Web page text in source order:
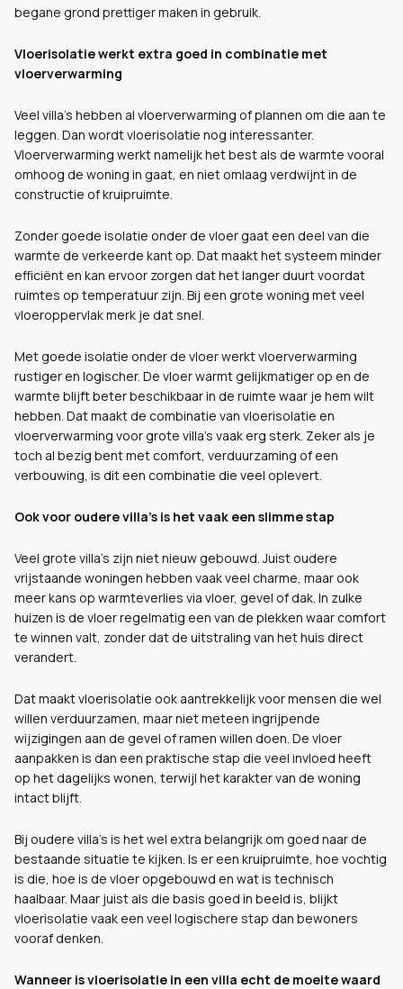
begane grond prettiger maken in gebruik.
Vloerisolatie werkt extra goed in combinatie met
vloerverwarming
Veel villa’s hebben al vloerverwarming of plannen om die aan te
leggen. Dan wordt vloerisolatie nog interessanter.
Vloerverwarming werkt namelijk het best als de warmte vooral
omhoog de woning in gaat, en niet omlaag verdwijnt in de
constructie of kruipruimte.
Zonder goede isolatie onder de vloer gaat een deel van die
warmte de verkeerde kant op. Dat maakt het systeem minder
efficiënt en kan ervoor zorgen dat het langer duurt voordat
ruimtes op temperatuur zijn. Bij een grote woning met veel
vloeroppervlak merk je dat snel.
Met goede isolatie onder de vloer werkt vloerverwarming
rustiger en logischer. De vloer warmt gelijkmatiger op en de
warmte blijft beter beschikbaar in de ruimte waar je hem wilt
hebben. Dat maakt de combinatie van vloerisolatie en
vloerverwarming voor grote villa’s vaak erg sterk. Zeker als je
toch al bezig bent met comfort, verduurzaming of een
verbouwing, is dit een combinatie die veel oplevert.
Ook voor oudere villa’s is het vaak een slimme stap
Veel grote villa’s zijn niet nieuw gebouwd. Juist oudere
vrijstaande woningen hebben vaak veel charme, maar ook
meer kans op warmteverlies via vloer, gevel of dak. In zulke
huizen is de vloer regelmatig een van de plekken waar comfort
te winnen valt, zonder dat de uitstraling van het huis direct
verandert.
Dat maakt vloerisolatie ook aantrekkelijk voor mensen die wel
willen verduurzamen, maar niet meteen ingrijpende
wijzigingen aan de gevel of ramen willen doen. De vloer
aanpakken is dan een praktische stap die veel invloed heeft
op het dagelijks wonen, terwijl het karakter van de woning
intact blijft.
Bij oudere villa’s is het wel extra belangrijk om goed naar de
bestaande situatie te kijken. Is er een kruipruimte, hoe vochtig
is die, hoe is de vloer opgebouwd en wat is technisch
haalbaar. Maar juist als die basis goed in beeld is, blijkt
vloerisolatie vaak een veel logischere stap dan bewoners
vooraf denken.
Wanneer is vloerisolatie in een villa echt de moeite waard